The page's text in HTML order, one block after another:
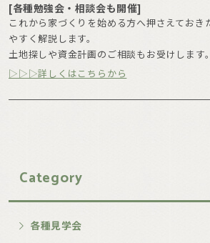
[各種勉強会・相談会も開催]
これから家づくりを始める方へ押さえておき
やすく解説します。
土地探しや資金計画のご相談もお受けします。
▷▷▷詳しくはこちらから
Category
各種見学会